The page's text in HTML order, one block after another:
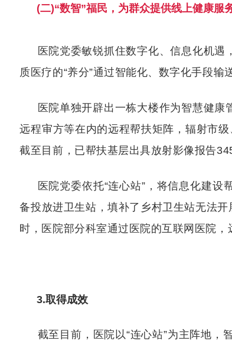
(二)“数智”福民，为群众提供线上健康服
医院党委敏锐抓住数字化、信息化机
质医疗的“养分”通过智能化、数字化手段输
医院单独开辟出一栋大楼作为智慧健
远程审方等在内的远程帮扶矩阵，辐射市级
截至目前，已帮扶基层出具放射影像报告
医院党委依托“连心站”，将信息化建设
备投放进卫生站，填补了乡村卫生站无法
时，医院部分科室通过医院的互联网医院
3.取得成效
截至目前，医院以“连心站”为主阵地，